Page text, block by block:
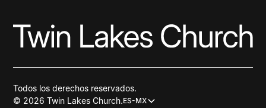
© 2026 Twin Lakes Church.ES-MX
Todos los derechos reservados.